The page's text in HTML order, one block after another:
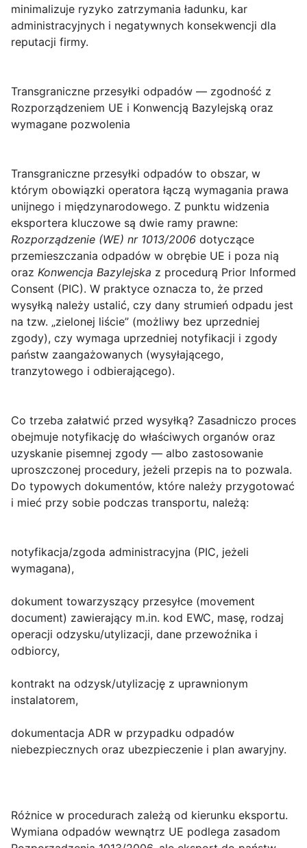
minimalizuje ryzyko zatrzymania ładunku, kar
administracyjnych i negatywnych konsekwencji dla
reputacji firmy.
Transgraniczne przesyłki odpadów — zgodność z
Rozporządzeniem UE i Konwencją Bazylejską oraz
wymagane pozwolenia
Transgraniczne przesyłki odpadów to obszar, w
którym obowiązki operatora łączą wymagania prawa
unijnego i międzynarodowego. Z punktu widzenia
eksportera kluczowe są dwie ramy prawne:
Rozporządzenie (WE) nr 1013/2006 dotyczące
przemieszczania odpadów w obrębie UE i poza nią
oraz Konwencja Bazylejska z procedurą Prior Informed
Consent (PIC). W praktyce oznacza to, że przed
wysyłką należy ustalić, czy dany strumień odpadu jest
na tzw. „zielonej liście” (możliwy bez uprzedniej
zgody), czy wymaga uprzedniej notyfikacji i zgody
państw zaangażowanych (wysyłającego,
tranzytowego i odbierającego).
Co trzeba załatwić przed wysyłką? Zasadniczo proces
obejmuje notyfikację do właściwych organów oraz
uzyskanie pisemnej zgody — albo zastosowanie
uproszczonej procedury, jeżeli przepis na to pozwala.
Do typowych dokumentów, które należy przygotować
i mieć przy sobie podczas transportu, należą:
notyfikacja/zgoda administracyjna (PIC, jeżeli
wymagana),
dokument towarzyszący przesyłce (movement
document) zawierający m.in. kod EWC, masę, rodzaj
operacji odzysku/utylizacji, dane przewoźnika i
odbiorcy,
kontrakt na odzysk/utylizację z uprawnionym
instalatorem,
dokumentacja ADR w przypadku odpadów
niebezpiecznych oraz ubezpieczenie i plan awaryjny.
Różnice w procedurach zależą od kierunku eksportu.
Wymiana odpadów wewnątrz UE podlega zasadom